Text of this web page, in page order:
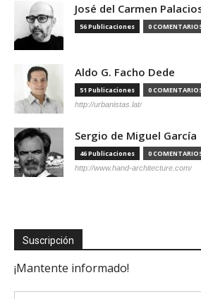
José del Carmen
56 Publicaciones 0
Aldo G. Facho Dede
51 Publicaciones 0
http://urbanistas.lat/
Sergio de Miguel García
46 Publicaciones 0
http://www.hand-architecture.com/
Suscripción